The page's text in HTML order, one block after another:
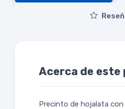
Acerca de
Precinto de hojalata con